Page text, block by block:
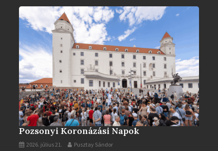
bejegyzéshez
Pozsonyi Koronázási Napok
2026. július 21. Pusztay Sándor